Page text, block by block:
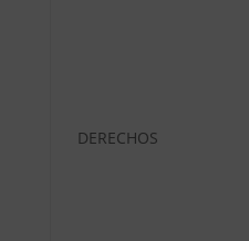
DERECHOS